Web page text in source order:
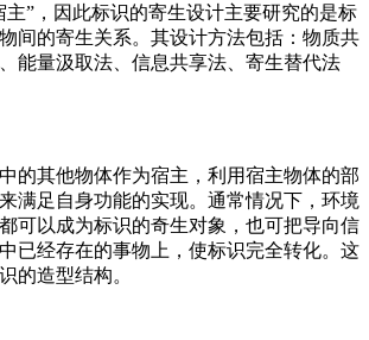
主”，因此标识的寄生设计主要研究的是标
间的寄生关系。其设计方法包括：物质共
能量汲取法、信息共享法、寄生替代法
其他物体作为宿主，利用宿主物体的部
满足自身功能的实现。通常情况下，环境
可以成为标识的奇生对象，也可把导向信
已经存在的事物上，使标识完全转化。这
的造型结构。